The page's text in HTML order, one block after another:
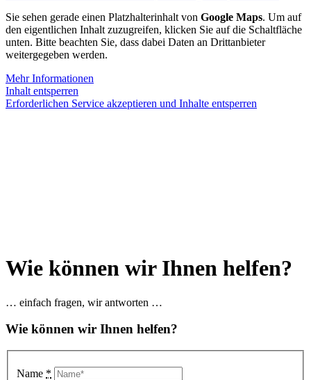
Sie sehen gerade einen Platzhalterinhalt von Google Maps. Um auf
den eigentlichen Inhalt zuzugreifen, klicken Sie auf die Schaltfläche
unten. Bitte beachten Sie, dass dabei Daten an Drittanbieter
weitergegeben werden.
Mehr Informationen
Inhalt entsperren
Erforderlichen Service akzeptieren und Inhalte entsperren
Wie können wir Ihnen helfen?
… einfach fragen, wir antworten …
Wie können wir Ihnen helfen?
Name *